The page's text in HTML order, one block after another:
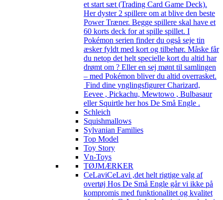
et start sæt (Trading Card Game Deck).
Her dyster 2 spillere om at blive den beste
Power Træner. Begge spillere skal have et
60 korts deck for at spille spillet. I
Pokémon serien finder du også seje tin
æsker fyldt med kort og tilbehør. Måske får
du netop det helt specielle kort du altid har
drømt om ? Eller en sej mønt til samlingen
– med Pokémon bliver du altid overrasket.
Find dine ynglingsfigurer Charizard,
Eevee , Pickachu, Mewtowo , Bulbasaur
eller Squirtle her hos De Små Engle .
Schleich
Squishmallows
Sylvanian Families
Top Model
Toy Story
Vn-Toys
TØJMÆRKER
CeLaviCeLavi ,det helt rigtige valg af
overtøj Hos De Små Engle går vi ikke på
kompromis med funktionalitet og kvalitet